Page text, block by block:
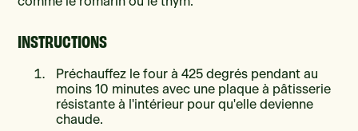
INSTRUCTIONS
Préchauffez le four à 425 degrés pendant au
moins 10 minutes avec une plaque à pâtisserie
résistante à l'intérieur pour qu'elle devienne
chaude.